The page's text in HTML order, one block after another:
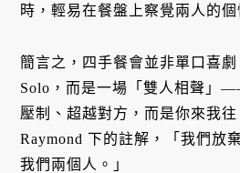
時，輕易在餐盤上察覺兩人的個
簡言之，四手餐會並非單口喜
Solo，而是一場「雙人相聲」
壓制、超越對方，而是你來我
Raymond 下的註解，「我們放
我們兩個人。」